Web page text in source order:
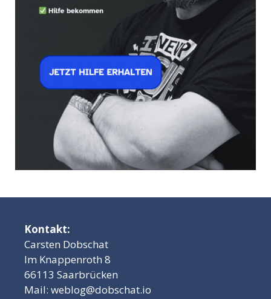
Kontakt:
Carsten Dobschat
Im Knappenroth 8
66113 Saarbrücken
Mail: weblog@dobschat.io